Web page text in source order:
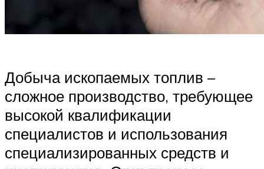
Добыча ископаемых топлив –
сложное производство, требующее
высокой квалификации
специалистов и использования
специализированных средств и